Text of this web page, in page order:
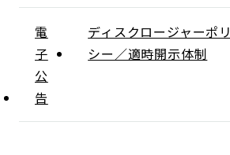
電
子
公
告
ディスクロージャーポリ
シー／適時開示体制